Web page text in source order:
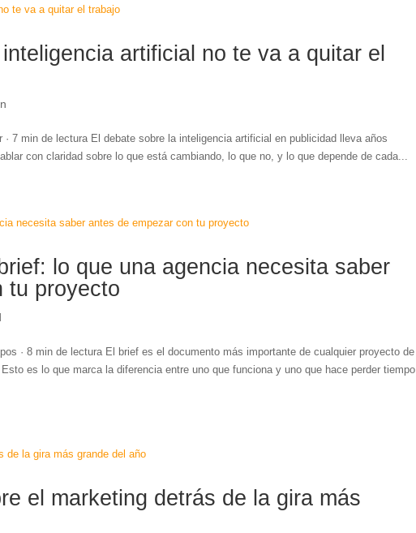
artificial no te va a quitar el
· 7 min de lectura El debate sobre la inteligencia artificial en publicidad lleva años
con claridad sobre lo que está cambiando, lo que no, y lo que depende de cada...
lo que una agencia necesita saber
tu proyecto
· 8 min de lectura El brief es el documento más importante de cualquier proyecto de
es lo que marca la diferencia entre uno que funciona y uno que hace perder tiempo
el marketing detrás de la gira más